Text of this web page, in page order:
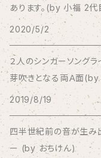
Bagus!
BBBBBBB
The BEG
The Beths
あります。(by 小福 2代
2020/5/2
２人のシンガーソング
芽吹きとなる両Ａ面
2019/8/19
四半世紀前の音が生み
ー (by おちけん)